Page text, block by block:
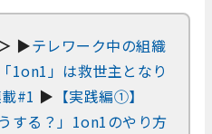
▶テレワーク中の組織
1on1」は救世主となり
#1 ▶ 【実践編①】
する？」1on1のやり方